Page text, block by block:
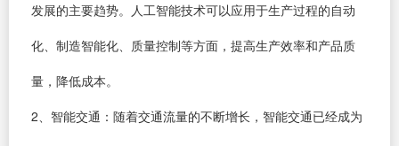
发展的主要趋势。人工智能技术可以应用于生产过程的自动
化、制造智能化、质量控制等方面，提高生产效率和产品质
量，降低成本。
2、智能交通：随着交通流量的不断增长，智能交通已经成为